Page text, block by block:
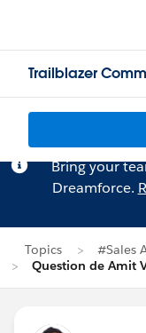
Trailblazer
Bring your
Dreamforce.
Topics
#Sales
Question de Amit